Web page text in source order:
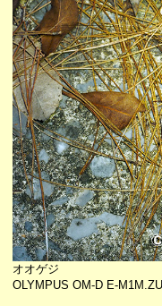
オオゲジ
OLYMPUS OM-D E-